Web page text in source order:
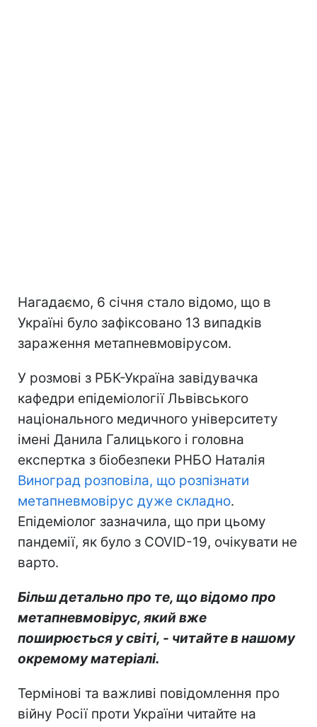
Нагадаємо, 6 січня стало відомо, що в
Україні було зафіксовано 13 випадків
зараження метапневмовірусом.
У розмові з РБК-Україна завідувачка
кафедри епідеміології Львівського
національного медичного університету
імені Данила Галицького і головна
експертка з біобезпеки РНБО Наталія
Виноград розповіла, що розпізнати
метапневмовірус дуже складно.
Епідеміолог зазначила, що при цьому
пандемії, як було з COVID-19, очікувати не
варто.
Більш детально про те, що відомо про
метапневмовірус, який вже
поширюється у світі, - читайте в нашому
окремому матеріалі.
Термінові та важливі повідомлення про
війну Росії проти України читайте на